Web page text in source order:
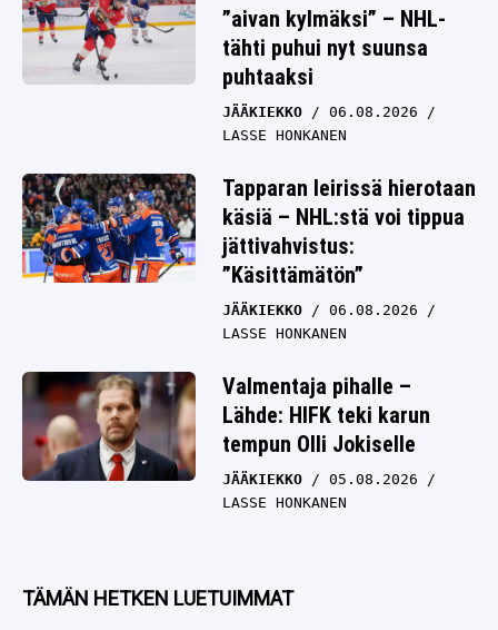
”aivan kylmäksi” – NHL-
tähti puhui nyt suunsa
puhtaaksi
JÄÄKIEKKO
06.08.2026
LASSE HONKANEN
Tapparan leirissä hierotaan
käsiä – NHL:stä voi tippua
jättivahvistus:
”Käsittämätön”
JÄÄKIEKKO
06.08.2026
LASSE HONKANEN
Valmentaja pihalle –
Lähde: HIFK teki karun
tempun Olli Jokiselle
JÄÄKIEKKO
05.08.2026
LASSE HONKANEN
TÄMÄN HETKEN LUETUIMMAT